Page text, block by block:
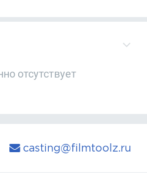
отсутствует
casting@filmtoolz.ru